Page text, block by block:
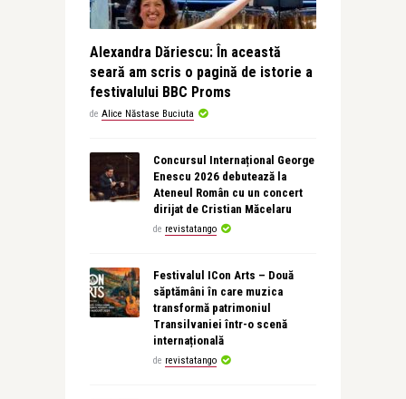
Alexandra Dăriescu: În această
seară am scris o pagină de istorie a
festivalului BBC Proms
de Alice Năstase Buciuta
Concursul Internațional George
Enescu 2026 debutează la
Ateneul Român cu un concert
dirijat de Cristian Măcelaru
de revistatango
Festivalul ICon Arts – Două
săptămâni în care muzica
transformă patrimoniul
Transilvaniei într-o scenă
internațională
de revistatango